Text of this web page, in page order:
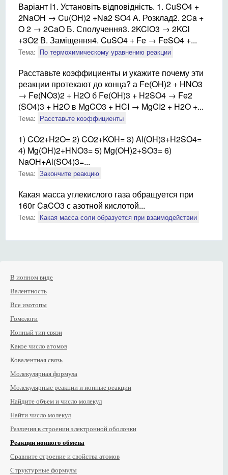
Варіант І1. Установіть відповідність. 1. CuSO4 +
2NaOH → Cu(OH)2 +Na2 SO4 А. Розклад2. 2Ca +
O 2 → 2CaO Б. Сполучення3. 2KClO3 → 2KCl
+3O2 В. Заміщення4. CuSO4 + Fe → FeSO4 +...
Тема: По термохимическому уравнению реакции
Расставьте коэффициенты и укажите почему эти
реакции протекают до конца? а Fe(OH)2 + HNO3
→ Fe(NO3)2 + H2O б Fe(OH)3 + H2SO4 → Fe2
(SO4)3 + H2O в МgCO3 + HCI → MgCI2 + H2O +...
Тема: Расставьте коэффициенты
1) CO2+H2O= 2) CO2+KOH= 3) Al(OH)3+H2SO4=
4) Mg(OH)2+HNO3= 5) Mg(OH)2+SO3= 6)
NaOH+Al(SO4)3=...
Тема: Закончите реакцию
Какая масса углекислого газа обращуется при
160г CaCO3 с азотной кислотой...
Тема: Какая масса соли образуется при взаимодействии
В ионном виде
Валентность
Все изотопы
Гомологи
Ионный тип связи
Какое число атомов
Ковалентная связь
Молекулярная формула
Молекулярные реакции и ионные реакции
Найдите объем и число молекул
Найти число молекул
Различия в строении электронной оболочки
Реакции ионного обмена
Сравните строение и свойства атомов
Структурные формулы